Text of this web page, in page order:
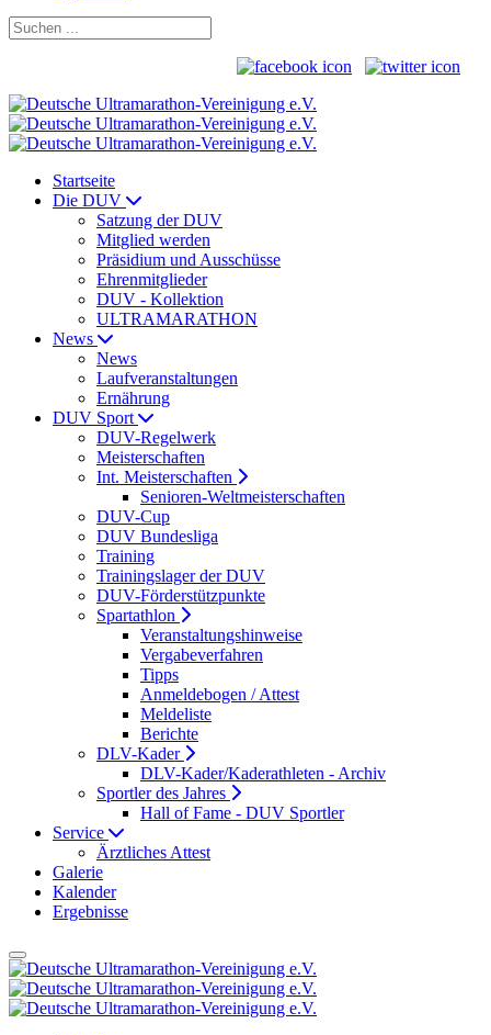
Startseite
Die DUV
Satzung der DUV
Mitglied werden
Präsidium und Ausschüsse
Ehrenmitglieder
DUV - Kollektion
ULTRAMARATHON
News
News
Laufveranstaltungen
Ernährung
DUV Sport
DUV-Regelwerk
Meisterschaften
Int. Meisterschaften
Senioren-Weltmeisterschaften
DUV-Cup
DUV Bundesliga
Training
Trainingslager der DUV
DUV-Förderstützpunkte
Spartathlon
Veranstaltungshinweise
Vergabeverfahren
Tipps
Anmeldebogen / Attest
Meldeliste
Berichte
DLV-Kader
DLV-Kader/Kaderathleten - Archiv
Sportler des Jahres
Hall of Fame - DUV Sportler
Service
Ärztliches Attest
Galerie
Kalender
Ergebnisse